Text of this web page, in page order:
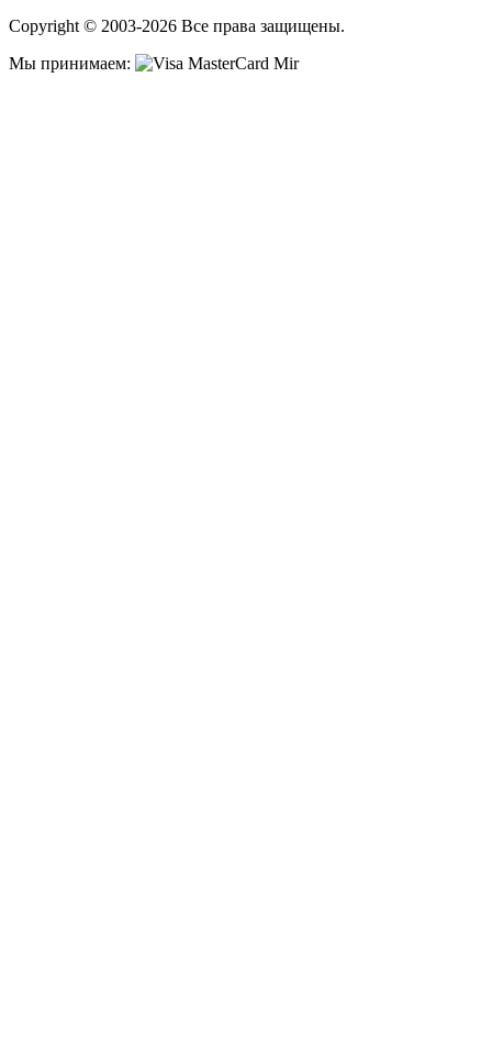
Copyright © 2003-2026 Все права защищены.
Мы принимаем: